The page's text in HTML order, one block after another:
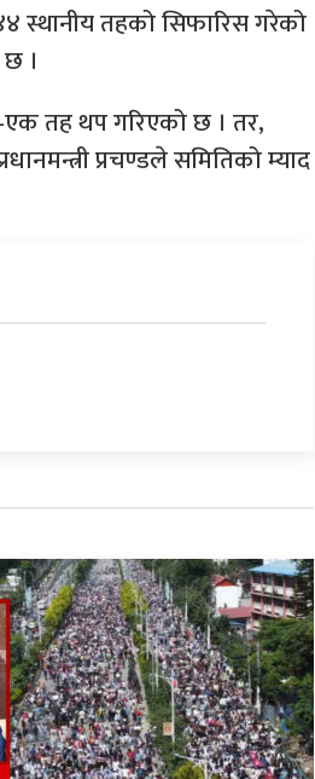
स्थानीय तहको सिफारिस गरेको
।
तह थप गरिएको छ । तर,
प्रचण्डले समितिको म्याद